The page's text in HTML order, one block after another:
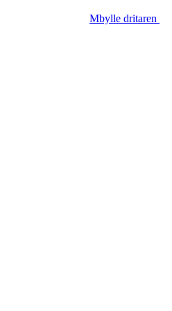
Mbylle dritaren